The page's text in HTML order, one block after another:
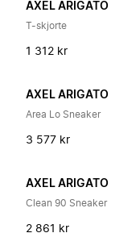
AXEL ARIGATO
T-skjorte
1 312 kr
AXEL ARIGATO
Area Lo Sneaker
3 577 kr
AXEL ARIGATO
Clean 90 Sneaker
2 861 kr